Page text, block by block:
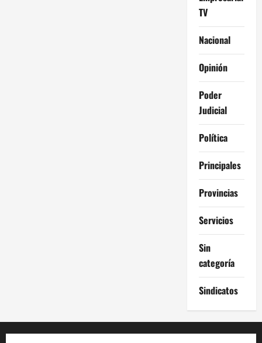
TV
Nacional
Opinión
Poder
Judicial
Política
Principales
Provincias
Servicios
Sin
categoría
Sindicatos